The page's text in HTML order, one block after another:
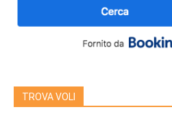
TROVA VOLI